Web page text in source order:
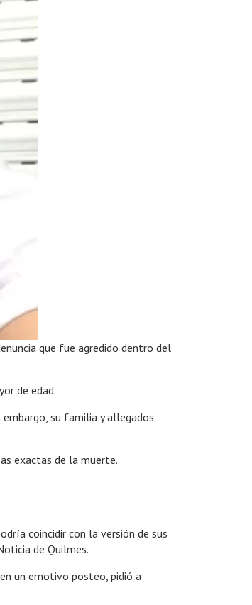
que fue agredido dentro del
de edad.
su familia y allegados
exactas de la muerte.
coincidir con la versión de sus
de Quilmes.
un emotivo posteo, pidió a